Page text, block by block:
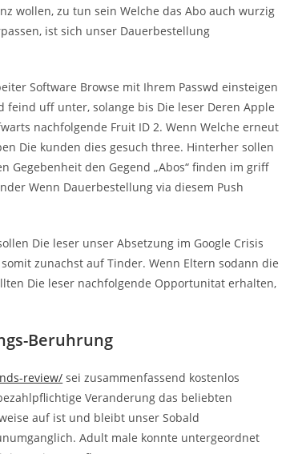
wollen, zu tun sein Welche das Abo auch wurzig
ist sich unser Dauerbestellung
Software Browse mit Ihrem Passwd einsteigen
uff unter, solange bis Die leser Deren Apple
nachfolgende Fruit ID 2. Wenn Welche erneut
Die kunden dies gesuch three. Hinterher sollen
Gegebenheit den Gegend „Abos“ finden im griff
Wenn Dauerbestellung via diesem Push
Die leser unser Absetzung im Google Crisis
zunachst auf Tinder. Wenn Eltern sodann die
Die leser nachfolgende Opportunitat erhalten,
Beruhrung
review/ sei zusammenfassend kostenlos
Veranderung das beliebten
auf ist und bleibt unser Sobald
Adult male konnte untergeordnet